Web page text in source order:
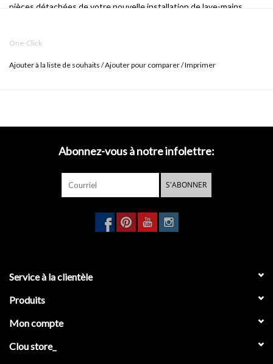
pièces détachées de votre nouvelle installation de lave-mains.
CL/06.03.001.29.L (robinet)
One-Click
Ajouter à la liste de souhaits /Ajouter pour comparer/Imprimer
Abonnez-vous à notre infolettre:
S'ABONNER
Service à la clientèle
Produits
Mon compte
Clou store_